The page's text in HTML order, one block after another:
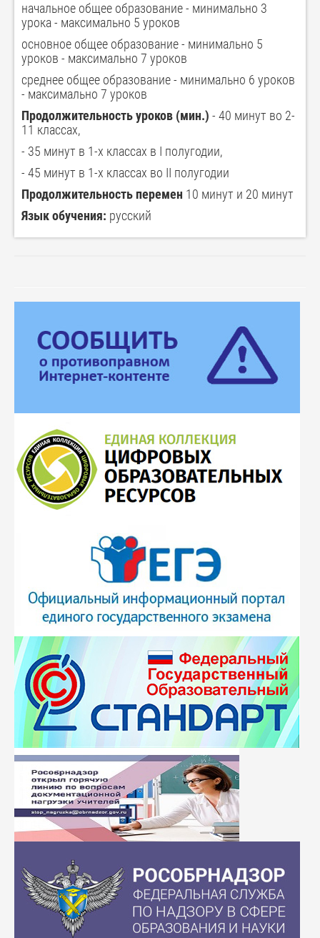
начальное общее образование - минимально 3
урока - максимально 5 уроков
основное общее образование - минимально 5
уроков - максимально 7 уроков
среднее общее образование - минимально 6 уроков
- максимально 7 уроков
Продолжительность уроков (мин.) - 40 минут во 2-
11 классах,
- 35 минут в 1-х классах в I полугодии,
- 45 минут в 1-х классах во II полугодии
Продолжительность перемен 10 минут и 20 минут
Язык обучения: русский